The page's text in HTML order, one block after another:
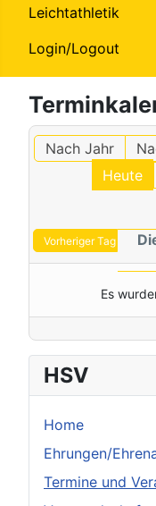
Leichtathletik
Login/Logout
Nach Jahr
Heute
Vorheriger Tag
Es
HSV
Home
Ehrungen/
Termine und